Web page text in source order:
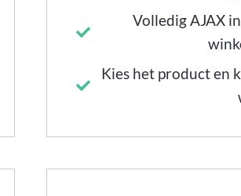
Volledig AJAX
Kies het product en